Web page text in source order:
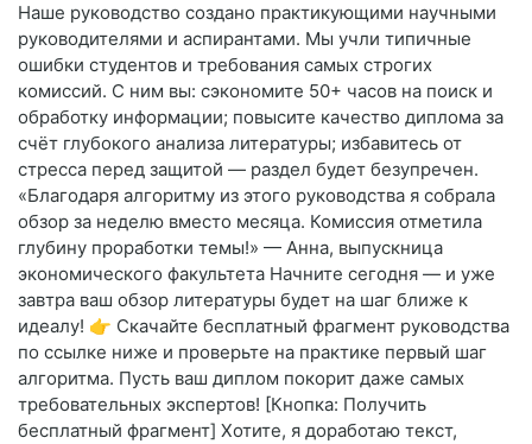
Наше руководство создано практикующими научными
руководителями и аспирантами. Мы учли типичные
ошибки студентов и требования самых строгих
комиссий. С ним вы: сэкономите 50+ часов на поиск и
обработку информации; повысите качество диплома за
счёт глубокого анализа литературы; избавитесь от
стресса перед защитой — раздел будет безупречен.
«Благодаря алгоритму из этого руководства я собрала
обзор за неделю вместо месяца. Комиссия отметила
глубину проработки темы!» — Анна, выпускница
экономического факультета Начните сегодня — и уже
завтра ваш обзор литературы будет на шаг ближе к
идеалу! 👉 Скачайте бесплатный фрагмент руководства
по ссылке ниже и проверьте на практике первый шаг
алгоритма. Пусть ваш диплом покорит даже самых
требовательных экспертов! [Кнопка: Получить
бесплатный фрагмент] Хотите, я доработаю текст,